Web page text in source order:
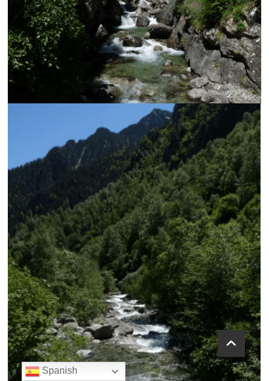
Spanish